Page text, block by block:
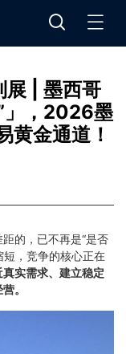
展 | 墨西哥
」，2026墨
黄金通道！
的，已不再是“是否
短，竞争的核心正在
实需求、建立稳定
。